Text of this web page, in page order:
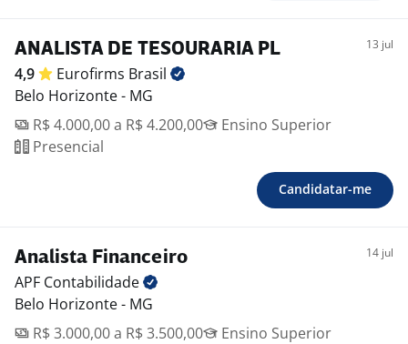
ANALISTA DE TESOURARIA PL 13 jul
4,9 Eurofirms Brasil
Belo Horizonte - MG
R$ 4.000,00 a R$ 4.200,00
Ensino Superior
Presencial
Candidatar-me
Analista Financeiro 14 jul
APF Contabilidade
Belo Horizonte - MG
R$ 3.000,00 a R$ 3.500,00
Ensino Superior